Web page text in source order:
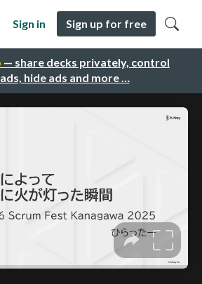
— share decks privately, control
hide ads and more …
Sign in Sign up for free